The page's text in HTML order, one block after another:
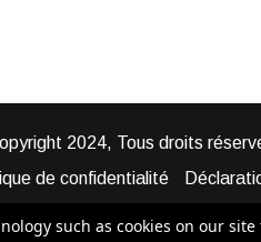
2024, Tous droits
de confidentialité
such as cookies on our